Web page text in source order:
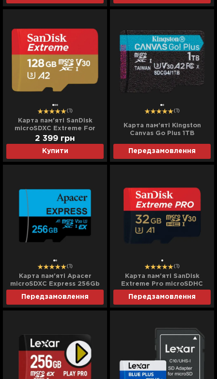
(1)
Карта пам'яті SanDisk
microSDXC Extreme For
Action Cams and Drones A2
128Gb
Купити
2 399 грн
(1)
Карта пам'яті Kingston
Canvas Go Plus 1TB
Передзамовлення
(1)
Карта пам'яті Apacer
microSDXC Express 256Gb
with Nintendo Switch 2)
Передзамовлення
(1)
Карта пам'яті SanDisk
Extreme Pro microSDHC
Adapter
Передзамовлення